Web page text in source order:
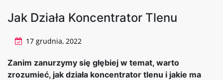
Jak Działa Koncentrator Tlenu
17 grudnia, 2022
Zanim zanurzymy się głębiej w temat, warto
zrozumieć, jak działa koncentrator tlenu i jakie ma